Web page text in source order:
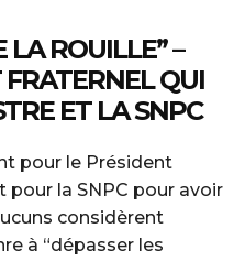
LA ROUILLE” –
FRATERNEL QUI
ET LA SNPC
pour le Président
pour la SNPC pour avoir
considèrent
à “dépasser les